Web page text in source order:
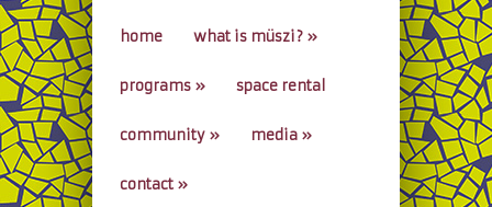
home what is müszi? »
programs » space rental
community » media »
contact »